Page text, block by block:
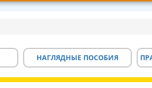
НАГЛЯДНЫЕ ПОСОБИЯ